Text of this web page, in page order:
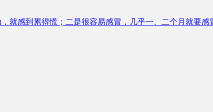
就感到累得慌；二是很容易感冒，几乎一、二个月就要